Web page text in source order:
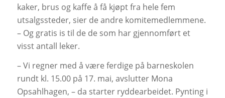
kaker, brus og kaffe å få kjøpt fra hele fem
utsalgssteder, sier de andre komitemedlemmene.
– Og gratis is til de de som har gjennomført et
visst antall leker.
– Vi regner med å være ferdige på barneskolen
rundt kl. 15.00 på 17. mai, avslutter Mona
Opsahlhagen, – da starter ryddearbeidet. Pynting i